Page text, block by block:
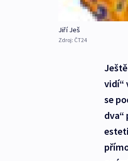
Jiří Ješ
Zdroj: ČT24
vidí“
se
dva“